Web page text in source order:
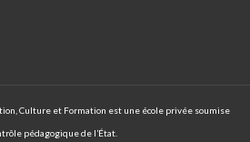
Culture et Formation est une école privée soumise
pédagogique de l’État.